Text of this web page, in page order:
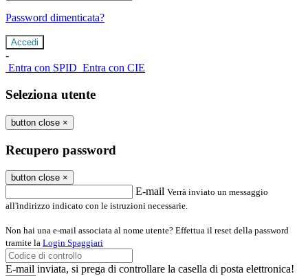
Password dimenticata?
-
Entra con SPID Entra con CIE
Seleziona utente
button close ×
Recupero password
button close ×
E-mail Verrà inviato un messaggio
all'indirizzo indicato con le istruzioni necessarie.
Non hai una e-mail associata al nome utente? Effettua il reset della password
tramite la Login Spaggiari
E-mail inviata, si prega di controllare la casella di posta elettronica!